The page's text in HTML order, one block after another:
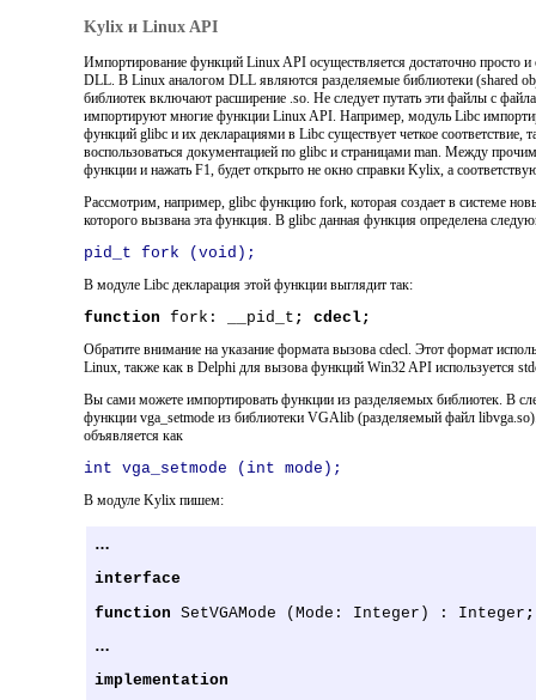
Kylix и Linux API
Импортирование функций Linux API осуществляется достаточно просто
DLL. В Linux аналогом DLL являются разделяемые библиотеки (shared
библиотек включают расширение .so. Не следует путать эти файлы с
импортируют многие функции Linux API. Например, модуль Libc
функций glibc и их декларациями в Libc существует четкое
воспользоваться документацией по glibc и страницами man. Между
функции и нажать F1, будет открыто не окно справки Kylix, а
Рассмотрим, например, glibc функцию fork, которая создает в системе
которого вызвана эта функция. В glibc данная функция определена
pid_t fork (void);
В модуле Libc декларация этой функции выглядит так:
function fork: __pid_t ; cdecl;
Обратите внимание на указание формата вызова cdecl. Этот формат
Linux, также как в Delphi для вызова функций Win32 API используется
Вы сами можете импортировать функции из разделяемых библиотек. В
функции vga_setmode из библиотеки VGAlib (разделяемый файл
объявляется как
int vga_setmode (int mode);
В модуле Kylix пишем:
…
interface
function SetVGAMode (Mode: Integer) : Integer
…
implementation